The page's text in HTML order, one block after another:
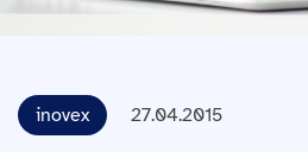
WISSEN & EVENTS
inovex 27.04.2015